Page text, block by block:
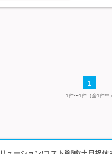
1
1件〜1件（全1件中）